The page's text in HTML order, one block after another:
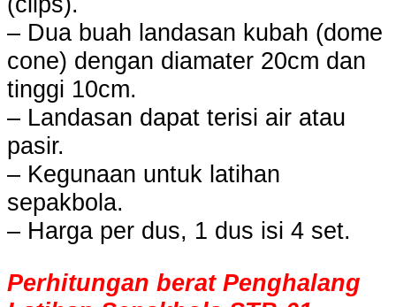
– Dua buah landasan kubah (dome
cone) dengan diamater 20cm dan
tinggi 10cm.
– Landasan dapat terisi air atau
pasir.
– Kegunaan untuk latihan
sepakbola.
– Harga per dus, 1 dus isi 4 set.
Perhitungan berat Penghalang